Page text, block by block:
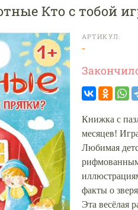
Кто с тобой
АРТИКУЛ:
-
Книжка с
месяцев!
Любимая
факты о
Эта весёлая